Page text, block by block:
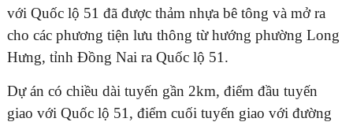
với Quốc lộ 51 đã được thảm nhựa bê tông và mở ra
cho các phương tiện lưu thông từ hướng phường Long
Hưng, tỉnh Đồng Nai ra Quốc lộ 51.
Dự án có chiều dài tuyến gần 2km, điểm đầu tuyến
giao với Quốc lộ 51, điểm cuối tuyến giao với đường